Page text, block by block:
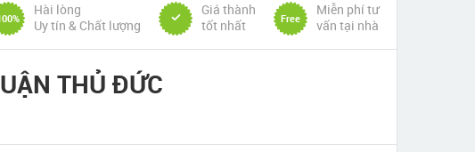
Hài lòng
Uy tín & Chất lượng
Giá thành
tốt nhất
Free
Miễn phí tư
vấn tại nhà
THỦ ĐỨC